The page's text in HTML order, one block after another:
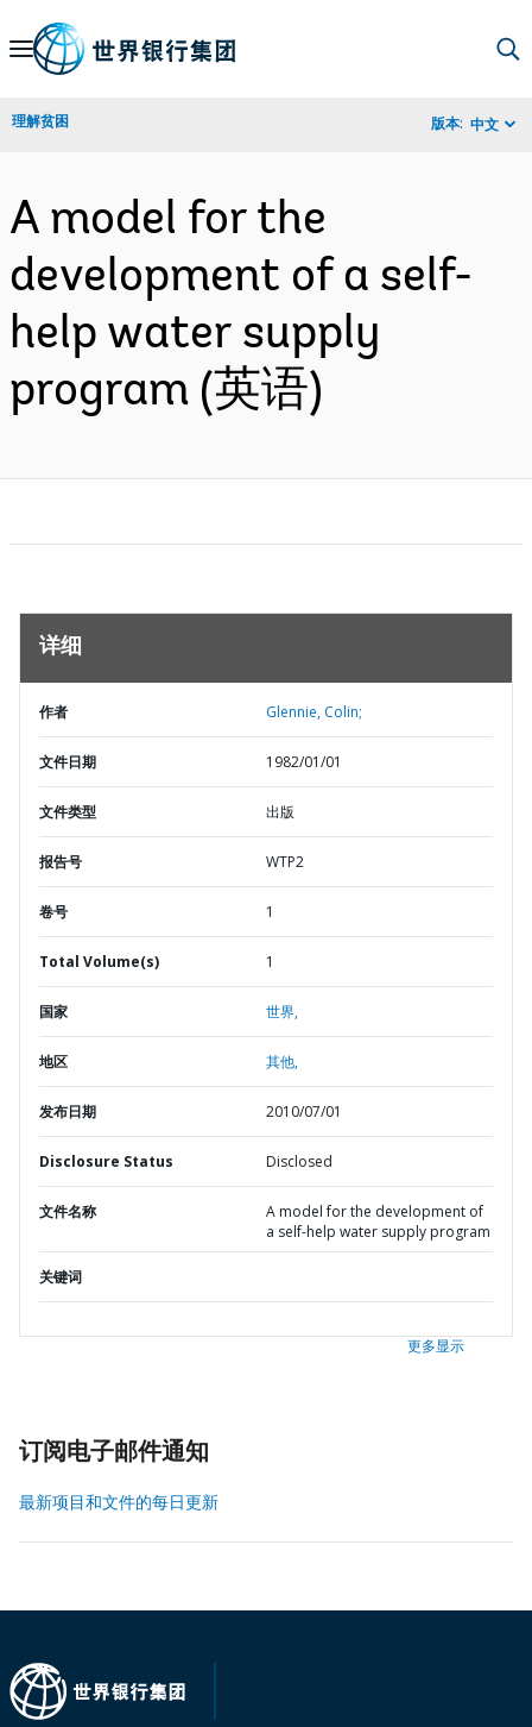
Skip
Navigation
理解贫困 版本: 中文
A model for the
development of a self-
help water supply
program (英语)
详细
作者 Glennie, Colin;
文件日期 1982/01/01
文件类型 出版
报告号 WTP2
卷号 1
Total Volume(s) 1
国家 世界,
地区 其他,
发布日期 2010/07/01
Disclosure Status Disclosed
文件名称
A model for the development of
a self-help water supply program
关键词
更多显示
订阅电子邮件通知
最新项目和文件的每日更新